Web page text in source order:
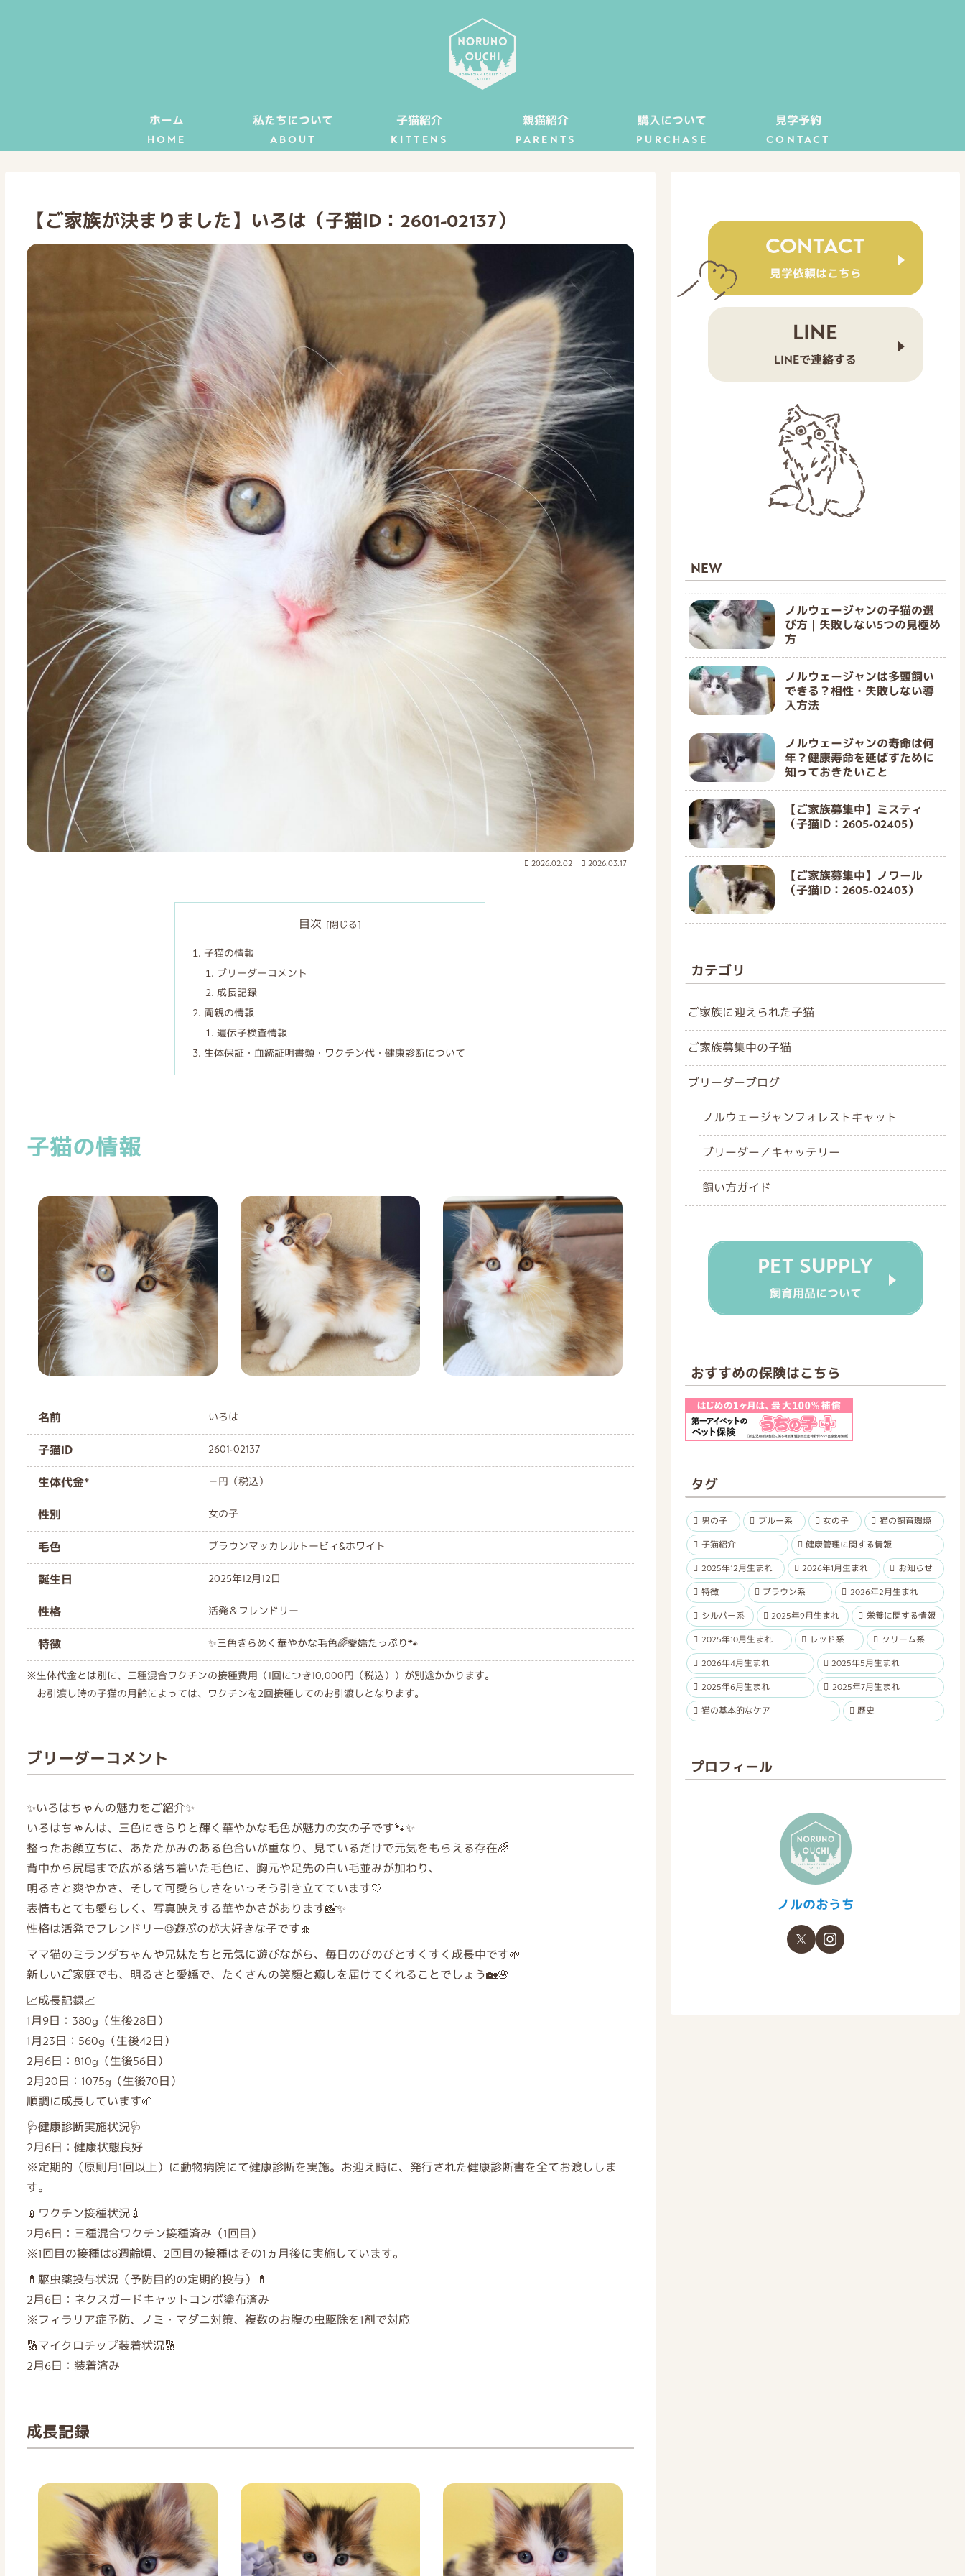
ホーム
HOME
私たちについて
ABOUT
子猫紹介
KITTENS
親猫紹介
PARENTS
購入について
PURCHASE
見学予約
CONTACT
【ご家族が決まりました】いろは（子猫ID：2601-02137）
2026.02.02 2026.03.17
目次
子猫の情報
ブリーダーコメント
成長記録
両親の情報
遺伝子検査情報
生体保証・血統証明書類・ワクチン代・健康診断について
子猫の情報
名前 いろは
子猫ID 2601-02137
生体代金* －円（税込）
性別 女の子
毛色 ブラウンマッカレルトービィ&ホワイト
誕生日 2025年12月12日
性格 活発＆フレンドリー
特徴 ✨三色きらめく華やかな毛色🌈愛嬌たっぷり🐾
※生体代金とは別に、三種混合ワクチンの接種費用（1回につき10,000円（税込））が別途かかります。
お引渡し時の子猫の月齢によっては、ワクチンを2回接種してのお引渡しとなります。
ブリーダーコメント
✨いろはちゃんの魅力をご紹介✨
いろはちゃんは、三色にきらりと輝く華やかな毛色が魅力の女の子です🐾✨
整ったお顔立ちに、あたたかみのある色合いが重なり、見ているだけで元気をもらえる存在🌈
背中から尻尾まで広がる落ち着いた毛色に、胸元や足先の白い毛並みが加わり、
明るさと爽やかさ、そして可愛らしさをいっそう引き立てています🤍
表情もとても愛らしく、写真映えする華やかさがあります📸✨
性格は活発でフレンドリー☺️遊ぶのが大好きな子です🎀
ママ猫のミランダちゃんや兄妹たちと元気に遊びながら、毎日のびのびとすくすく成長中です🌱
新しいご家庭でも、明るさと愛嬌で、たくさんの笑顔と癒しを届けてくれることでしょう🏡🌸
📈成長記録📈
1月9日：380g（生後28日）
1月23日：560g（生後42日）
2月6日：810g（生後56日）
2月20日：1075g（生後70日）
順調に成長しています🌱
🩺健康診断実施状況🩺
2月6日：健康状態良好
※定期的（原則月1回以上）に動物病院にて健康診断を実施。お迎え時に、発行された健康診断書を全てお渡ししま
す。
💉ワクチン接種状況💉
2月6日：三種混合ワクチン接種済み（1回目）
※1回目の接種は8週齢頃、2回目の接種はその1ヵ月後に実施しています。
💊駆虫薬投与状況（予防目的の定期的投与）💊
2月6日：ネクスガードキャットコンボ塗布済み
※フィラリア症予防、ノミ・マダニ対策、複数のお腹の虫駆除を1剤で対応
🔢マイクロチップ装着状況🔢
2月6日：装着済み
成長記録
CONTACT
見学依頼はこちら
LINE
LINEで連絡する
NEW
ノルウェージャンの子猫の選
び方｜失敗しない5つの見極め
方
ノルウェージャンは多頭飼い
できる？相性・失敗しない導
入方法
ノルウェージャンの寿命は何
年？健康寿命を延ばすために
知っておきたいこと
【ご家族募集中】ミスティ
（子猫ID：2605-02405）
【ご家族募集中】ノワール
（子猫ID：2605-02403）
カテゴリ
ご家族に迎えられた子猫
ご家族募集中の子猫
ブリーダーブログ
ノルウェージャンフォレストキャット
ブリーダー／キャッテリー
飼い方ガイド
PET SUPPLY
飼育用品について
おすすめの保険はこちら
タグ
男の子 ブルー系 女の子 猫の飼育環境
子猫紹介 健康管理に関する情報
2025年12月生まれ 2026年1月生まれ お知らせ
特徴 ブラウン系 2026年2月生まれ
シルバー系 2025年9月生まれ 栄養に関する情報
2025年10月生まれ レッド系 クリーム系
2026年4月生まれ 2025年5月生まれ
2025年6月生まれ 2025年7月生まれ
猫の基本的なケア 歴史
プロフィール
ノルのおうち